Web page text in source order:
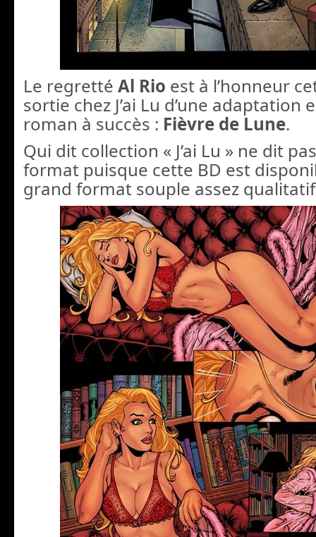
Le regretté Al Rio est à l’honneur
sortie chez J’ai Lu d’une adaptation
roman à succès : Fièvre de Lune.
Qui dit collection « J’ai Lu » ne dit
format puisque cette BD est
grand format souple assez qualitatif